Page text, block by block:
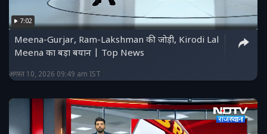
7:02
Meena-Gurjar, Ram-Lakshman की जोड़ी, Kirodi Lal
Meena का बड़ा बयान | Top News
अगस्त 10, 2026 09:49 am IST